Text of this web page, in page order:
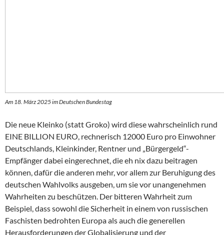
Am 18. März 2025 im Deutschen Bundestag
Die neue Kleinko (statt Groko) wird diese wahrscheinlich rund
EINE BILLION EURO, rechnerisch 12000 Euro pro Einwohner
Deutschlands, Kleinkinder, Rentner und „Bürgergeld“-
Empfänger dabei eingerechnet, die eh nix dazu beitragen
können, dafür die anderen mehr, vor allem zur Beruhigung des
deutschen Wahlvolks ausgeben, um sie vor unangenehmen
Wahrheiten zu beschützen. Der bitteren Wahrheit zum
Beispiel, dass sowohl die Sicherheit in einem von russischen
Faschisten bedrohten Europa als auch die generellen
Herausforderungen der Globalisierung und der